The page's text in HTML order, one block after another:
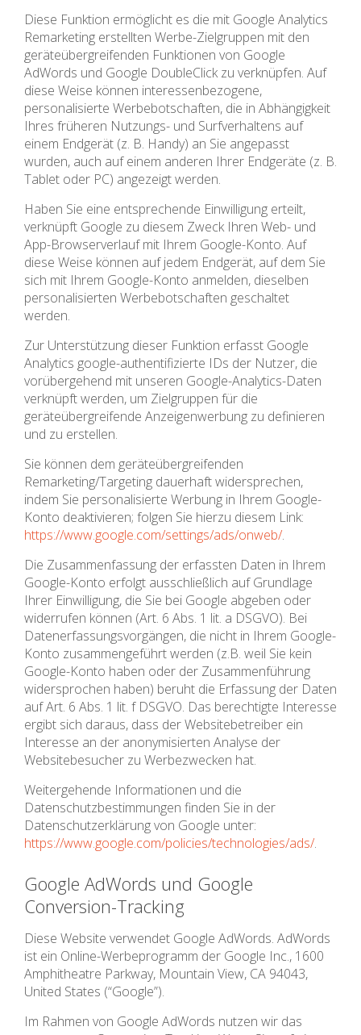
Diese Funktion ermöglicht es die mit Google Analytics
Remarketing erstellten Werbe-Zielgruppen mit den
geräteübergreifenden Funktionen von Google
AdWords und Google DoubleClick zu verknüpfen. Auf
diese Weise können interessenbezogene,
personalisierte Werbebotschaften, die in Abhängigkeit
Ihres früheren Nutzungs- und Surfverhaltens auf
einem Endgerät (z. B. Handy) an Sie angepasst
wurden, auch auf einem anderen Ihrer Endgeräte (z. B.
Tablet oder PC) angezeigt werden.
Haben Sie eine entsprechende Einwilligung erteilt,
verknüpft Google zu diesem Zweck Ihren Web- und
App-Browserverlauf mit Ihrem Google-Konto. Auf
diese Weise können auf jedem Endgerät, auf dem Sie
sich mit Ihrem Google-Konto anmelden, dieselben
personalisierten Werbebotschaften geschaltet
werden.
Zur Unterstützung dieser Funktion erfasst Google
Analytics google-authentifizierte IDs der Nutzer, die
vorübergehend mit unseren Google-Analytics-Daten
verknüpft werden, um Zielgruppen für die
geräteübergreifende Anzeigenwerbung zu definieren
und zu erstellen.
Sie können dem geräteübergreifenden
Remarketing/Targeting dauerhaft widersprechen,
indem Sie personalisierte Werbung in Ihrem Google-
Konto deaktivieren; folgen Sie hierzu diesem Link:
https://www.google.com/settings/ads/onweb/.
Die Zusammenfassung der erfassten Daten in Ihrem
Google-Konto erfolgt ausschließlich auf Grundlage
Ihrer Einwilligung, die Sie bei Google abgeben oder
widerrufen können (Art. 6 Abs. 1 lit. a DSGVO). Bei
Datenerfassungsvorgängen, die nicht in Ihrem Google-
Konto zusammengeführt werden (z.B. weil Sie kein
Google-Konto haben oder der Zusammenführung
widersprochen haben) beruht die Erfassung der Daten
auf Art. 6 Abs. 1 lit. f DSGVO. Das berechtigte Interesse
ergibt sich daraus, dass der Websitebetreiber ein
Interesse an der anonymisierten Analyse der
Websitebesucher zu Werbezwecken hat.
Weitergehende Informationen und die
Datenschutzbestimmungen finden Sie in der
Datenschutzerklärung von Google unter:
https://www.google.com/policies/technologies/ads/.
Google AdWords und Google
Conversion-Tracking
Diese Website verwendet Google AdWords. AdWords
ist ein Online-Werbeprogramm der Google Inc., 1600
Amphitheatre Parkway, Mountain View, CA 94043,
United States (“Google”).
Im Rahmen von Google AdWords nutzen wir das